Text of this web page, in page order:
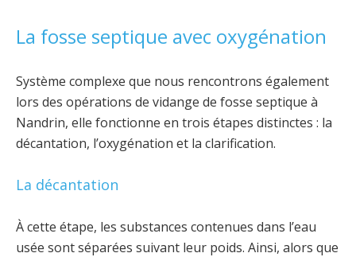
La fosse septique avec oxygénation
Système complexe que nous rencontrons également
lors des opérations de vidange de fosse septique à
Nandrin, elle fonctionne en trois étapes distinctes : la
décantation, l’oxygénation et la clarification.
La décantation
À cette étape, les substances contenues dans l’eau
usée sont séparées suivant leur poids. Ainsi, alors que